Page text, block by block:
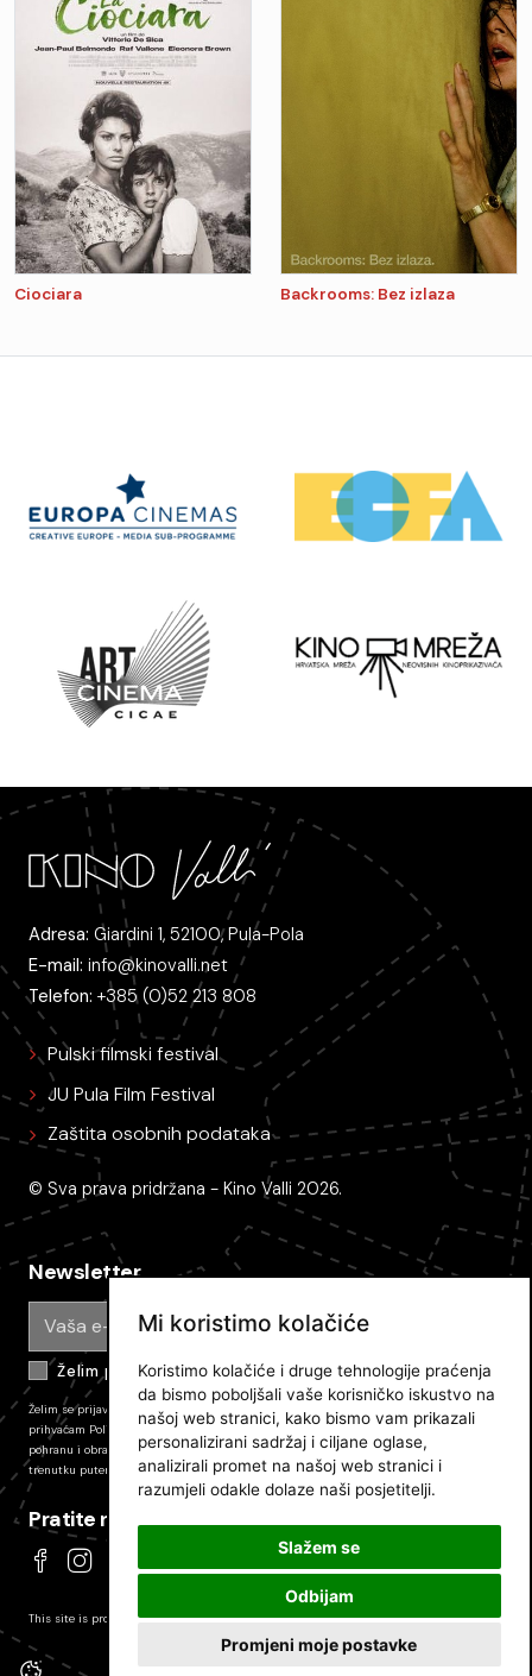
Mi koristimo kolačiće
Koristimo kolačiće i druge tehnologije praćenja
da bismo poboljšali vaše korisničko iskustvo na
našoj web stranici, kako bismo vam prikazali
personalizirani sadržaj i ciljane oglase,
analizirali promet na našoj web stranici i
razumjeli odakle dolaze naši posjetitelji.
Slažem se
Odbijam
Promjeni moje postavke
Ciociara Backrooms: Bez izlaza
Adresa: Giardini 1, 52100, Pula-Pola
E-mail: info@kinovalli.net
Telefon: +385 (0)52 213 808
Pulski filmski festival
JU Pula Film Festival
Zaštita osobnih podataka
© Sva prava pridržana - Kino Valli 2026.
Newsletter
Želim primati e-mail obavijesti
Želim se prijaviti na newsletter Pulskog filmskog festivala i primati novosti. Prijavom
prihvaćam Politiku zaštite privatnosti JU PFF i dajem svoj pristanak na prikupljanje,
pohranu i obradu podataka koli su tamo opisani. Pretplatu mozete odjaviti u bilo kojem
trenutku putem poveznice u e-mailu.
Pratite nas
This site is protected by reCAPTCHA and theGoogle Privacy PolicyandTerms of Service
apply.